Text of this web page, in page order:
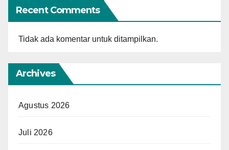
Recent Comments
Tidak ada komentar untuk ditampilkan.
Archives
Agustus 2026
Juli 2026